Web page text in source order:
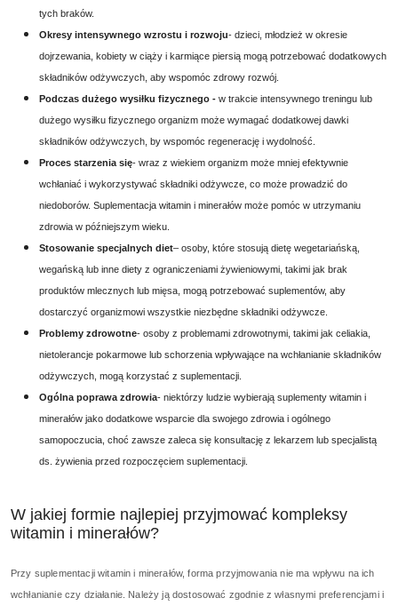
tych braków.
Okresy intensywnego wzrostu i rozwoju- dzieci, młodzież w okresie
dojrzewania, kobiety w ciąży i karmiące piersią mogą potrzebować dodatkowych
składników odżywczych, aby wspomóc zdrowy rozwój.
Podczas dużego wysiłku fizycznego - w trakcie intensywnego treningu lub
dużego wysiłku fizycznego organizm może wymagać dodatkowej dawki
składników odżywczych, by wspomóc regenerację i wydolność.
Proces starzenia się- wraz z wiekiem organizm może mniej efektywnie
wchłaniać i wykorzystywać składniki odżywcze, co może prowadzić do
niedoborów. Suplementacja witamin i minerałów może pomóc w utrzymaniu
zdrowia w późniejszym wieku.
Stosowanie specjalnych diet– osoby, które stosują dietę wegetariańską,
wegańską lub inne diety z ograniczeniami żywieniowymi, takimi jak brak
produktów mlecznych lub mięsa, mogą potrzebować suplementów, aby
dostarczyć organizmowi wszystkie niezbędne składniki odżywcze.
Problemy zdrowotne- osoby z problemami zdrowotnymi, takimi jak celiakia,
nietolerancje pokarmowe lub schorzenia wpływające na wchłanianie składników
odżywczych, mogą korzystać z suplementacji.
Ogólna poprawa zdrowia- niektórzy ludzie wybierają suplementy witamin i
minerałów jako dodatkowe wsparcie dla swojego zdrowia i ogólnego
samopoczucia, choć zawsze zaleca się konsultację z lekarzem lub specjalistą
ds. żywienia przed rozpoczęciem suplementacji.
W jakiej formie najlepiej przyjmować kompleksy
witamin i minerałów?
Przy suplementacji witamin i minerałów, forma przyjmowania nie ma wpływu na ich
wchłanianie czy działanie. Należy ją dostosować zgodnie z własnymi preferencjami i